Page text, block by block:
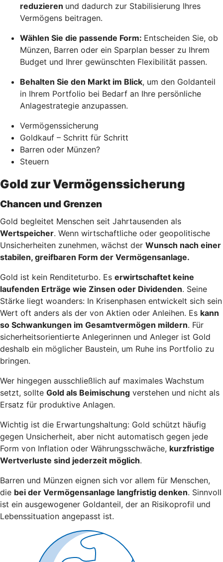
reduzieren und dadurch zur Stabilisierung Ihres
Vermögens beitragen.
Wählen Sie die passende Form: Entscheiden Sie, ob
Münzen, Barren oder ein Sparplan besser zu Ihrem
Budget und Ihrer gewünschten Flexibilität passen.
Behalten Sie den Markt im Blick, um den Goldanteil
in Ihrem Portfolio bei Bedarf an Ihre persönliche
Anlagestrategie anzupassen.
Vermögenssicherung
Goldkauf – Schritt für Schritt
Barren oder Münzen?
Steuern
Gold zur Vermögenssicherung
Chancen und Grenzen
Gold begleitet Menschen seit Jahrtausenden als
Wertspeicher. Wenn wirtschaftliche oder geopolitische
Unsicherheiten zunehmen, wächst der Wunsch nach einer
stabilen, greifbaren Form der Vermögensanlage.
Gold ist kein Renditeturbo. Es erwirtschaftet keine
laufenden Erträge wie Zinsen oder Dividenden. Seine
Stärke liegt woanders: In Krisenphasen entwickelt sich sein
Wert oft anders als der von Aktien oder Anleihen. Es kann
so Schwankungen im Gesamtvermögen mildern. Für
sicherheitsorientierte Anlegerinnen und Anleger ist Gold
deshalb ein möglicher Baustein, um Ruhe ins Portfolio zu
bringen.
Wer hingegen ausschließlich auf maximales Wachstum
setzt, sollte Gold als Beimischung verstehen und nicht als
Ersatz für produktive Anlagen.
Wichtig ist die Erwartungshaltung: Gold schützt häufig
gegen Unsicherheit, aber nicht automatisch gegen jede
Form von Inflation oder Währungsschwäche, kurzfristige
Wertverluste sind jederzeit möglich.
Barren und Münzen eignen sich vor allem für Menschen,
die bei der Vermögensanlage langfristig denken. Sinnvoll
ist ein ausgewogener Goldanteil, der an Risikoprofil und
Lebenssituation angepasst ist.